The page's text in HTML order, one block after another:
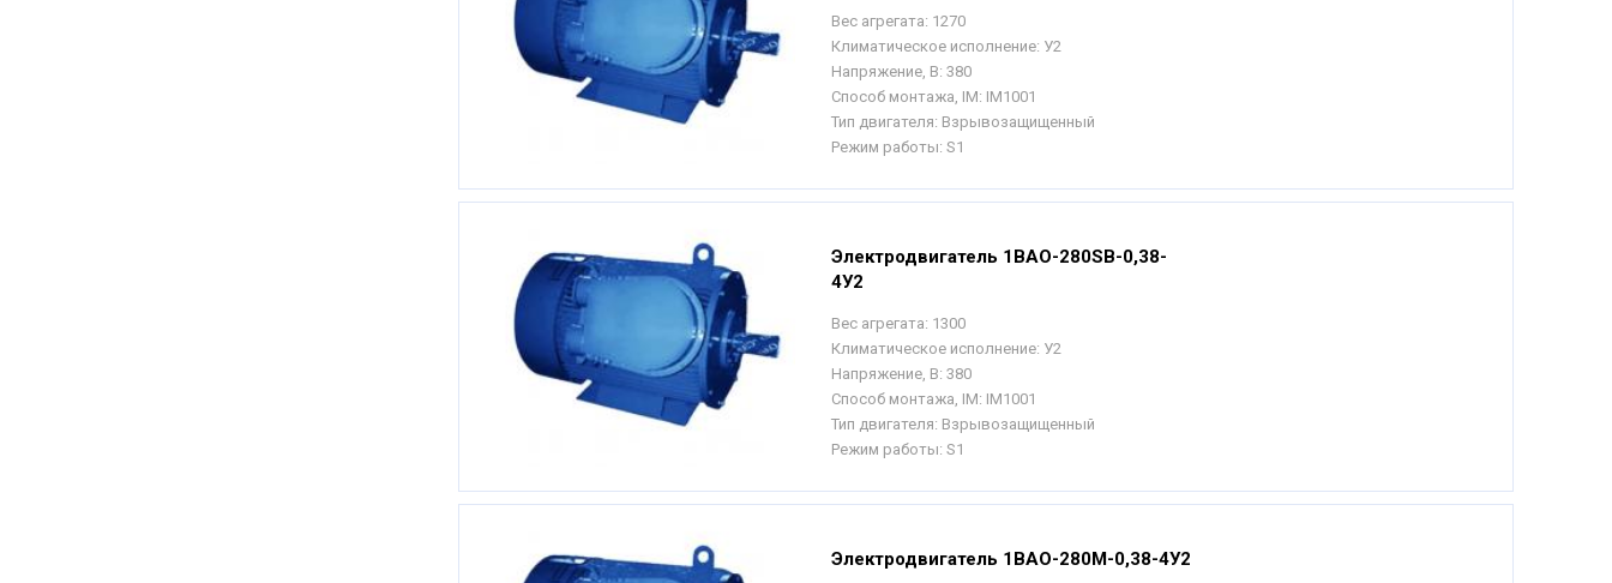
Вес агрегата: 1270
Климатическое исполнение: У2
Напряжение, В: 380
Способ монтажа, IM: IM1001
Тип двигателя: Взрывозащищенный
Режим работы: S1
Электродвигатель 1ВАО-280SВ-0,38-
4У2
Вес агрегата: 1300
Климатическое исполнение: У2
Напряжение, В: 380
Способ монтажа, IM: IM1001
Тип двигателя: Взрывозащищенный
Режим работы: S1
Электродвигатель 1ВАО-280М-0,38-4У2